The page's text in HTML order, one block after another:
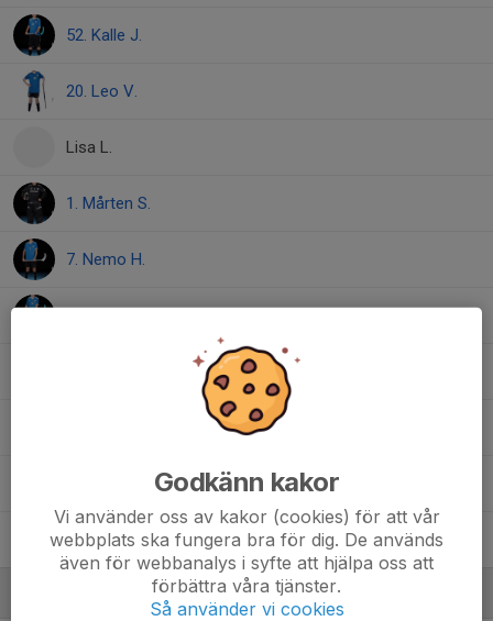
52. Kalle J.
20. Leo V.
Lisa L.
1. Mårten S.
7. Nemo H.
25. Sixten R.
Godkänn kakor
Vi använder oss av kakor (cookies) för att vår
webbplats ska fungera bra för dig. De används
även för webbanalys i syfte att hjälpa oss att
förbättra våra tjänster.
Så använder vi cookies